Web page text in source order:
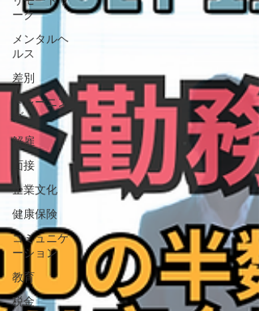
ーク
メンタルヘ
ルス
差別
トレーニン
グ
解雇
面接
企業文化
健康保険
コミュニケ
ーション
教育
税金